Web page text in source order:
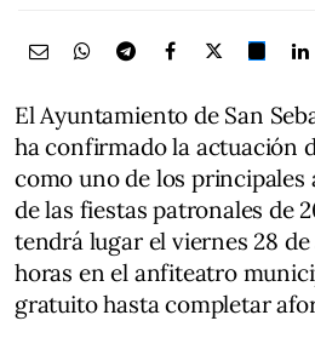
El Ayuntamiento de San
ha confirmado la actuación
como uno de los principales
de las fiestas patronales de
tendrá lugar el viernes 28
horas en el anfiteatro
gratuito hasta completar